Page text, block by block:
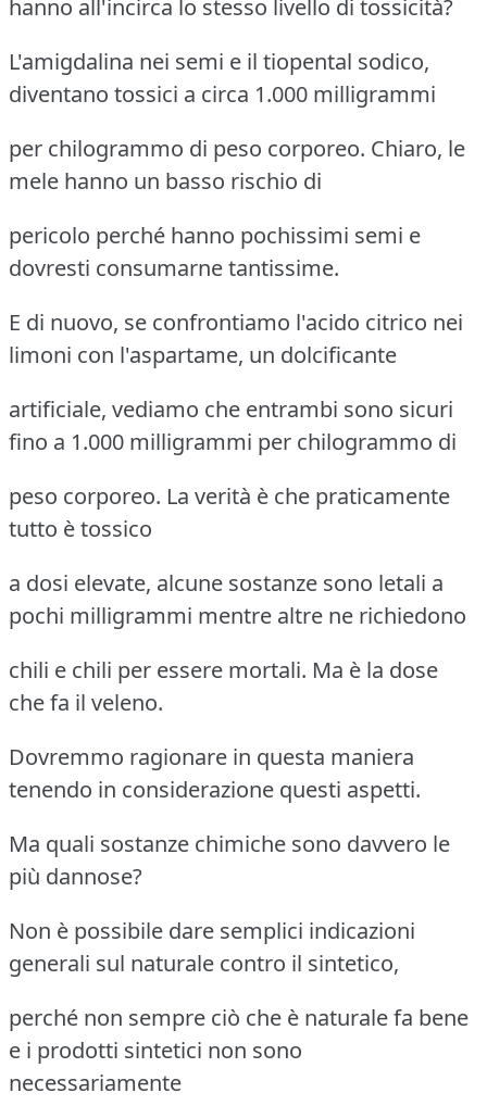
hanno all'incirca lo stesso livello di tossicità?
L'amigdalina nei semi e il tiopental sodico,
diventano tossici a circa 1.000 milligrammi
per chilogrammo di peso corporeo. Chiaro, le
mele hanno un basso rischio di
pericolo perché hanno pochissimi semi e
dovresti consumarne tantissime.
E di nuovo, se confrontiamo l'acido citrico nei
limoni con l'aspartame, un dolcificante
artificiale, vediamo che entrambi sono sicuri
fino a 1.000 milligrammi per chilogrammo di
peso corporeo. La verità è che praticamente
tutto è tossico
a dosi elevate, alcune sostanze sono letali a
pochi milligrammi mentre altre ne richiedono
chili e chili per essere mortali. Ma è la dose
che fa il veleno.
Dovremmo ragionare in questa maniera
tenendo in considerazione questi aspetti.
Ma quali sostanze chimiche sono davvero le
più dannose?
Non è possibile dare semplici indicazioni
generali sul naturale contro il sintetico,
perché non sempre ciò che è naturale fa bene
e i prodotti sintetici non sono
necessariamente